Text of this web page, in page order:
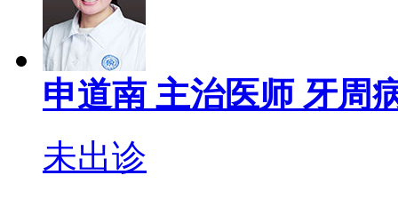
申道南 主治医师 牙周
未出诊